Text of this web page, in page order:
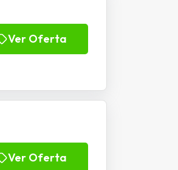
Ver Oferta
Ver Oferta